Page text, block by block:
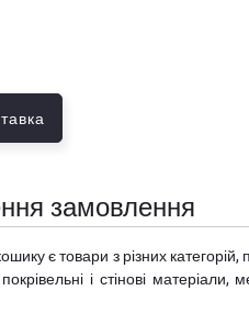
замовлення
є товари з різних
і стінові